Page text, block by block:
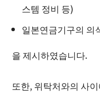
스템 정비 등)
일본연금기구의 의
을 제시하였습니다.
또한, 위탁처와의 사